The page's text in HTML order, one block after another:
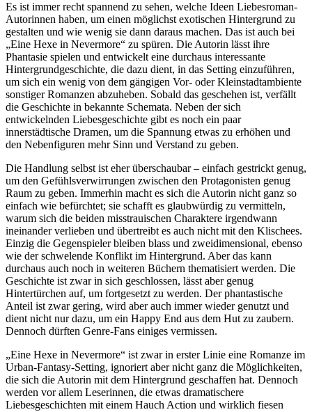
Es ist immer recht spannend zu sehen, welche Ideen Liebesroman-
Autorinnen haben, um einen möglichst exotischen Hintergrund zu
gestalten und wie wenig sie dann daraus machen. Das ist auch bei
„Eine Hexe in Nevermore“ zu spüren. Die Autorin lässt ihre
Phantasie spielen und entwickelt eine durchaus interessante
Hintergrundgeschichte, die dazu dient, in das Setting einzuführen,
um sich ein wenig von dem gängigen Vor- oder Kleinstadtambiente
sonstiger Romanzen abzuheben. Sobald das geschehen ist, verfällt
die Geschichte in bekannte Schemata. Neben der sich
entwickelnden Liebesgeschichte gibt es noch ein paar
innerstädtische Dramen, um die Spannung etwas zu erhöhen und
den Nebenfiguren mehr Sinn und Verstand zu geben.
Die Handlung selbst ist eher überschaubar – einfach gestrickt genug,
um den Gefühlsverwirrungen zwischen den Protagonisten genug
Raum zu geben. Immerhin macht es sich die Autorin nicht ganz so
einfach wie befürchtet; sie schafft es glaubwürdig zu vermitteln,
warum sich die beiden misstrauischen Charaktere irgendwann
ineinander verlieben und übertreibt es auch nicht mit den Klischees.
Einzig die Gegenspieler bleiben blass und zweidimensional, ebenso
wie der schwelende Konflikt im Hintergrund. Aber das kann
durchaus auch noch in weiteren Büchern thematisiert werden. Die
Geschichte ist zwar in sich geschlossen, lässt aber genug
Hintertürchen auf, um fortgesetzt zu werden. Der phantastische
Anteil ist zwar gering, wird aber auch immer wieder genutzt und
dient nicht nur dazu, um ein Happy End aus dem Hut zu zaubern.
Dennoch dürften Genre-Fans einiges vermissen.
„Eine Hexe in Nevermore“ ist zwar in erster Linie eine Romanze im
Urban-Fantasy-Setting, ignoriert aber nicht ganz die Möglichkeiten,
die sich die Autorin mit dem Hintergrund geschaffen hat. Dennoch
werden vor allem Leserinnen, die etwas dramatischere
Liebesgeschichten mit einem Hauch Action und wirklich fiesen